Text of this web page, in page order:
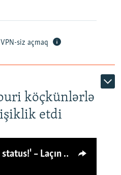
VPN-siz açmaq
köçkünlərlə
etdi
'Ya təklif olunan ev, ya status!' – Laçın köçkünü: 'Laçından başqa heç hara!'